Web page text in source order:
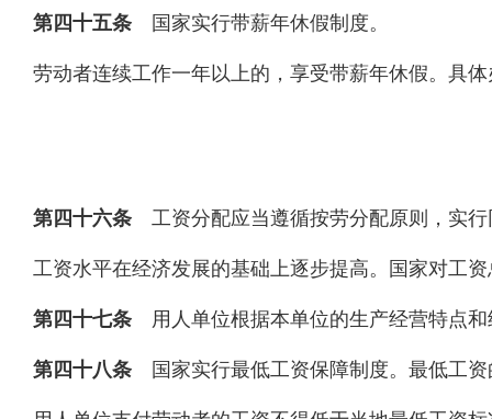
第四十五条 国家实行带薪年休假制度。
劳动者连续工作一年以上的，享受带薪年休假。具
第四十六条 工资分配应当遵循按劳分配原则，实行
工资水平在经济发展的基础上逐步提高。国家对工
第四十七条 用人单位根据本单位的生产经营特点
第四十八条 国家实行最低工资保障制度。最低工